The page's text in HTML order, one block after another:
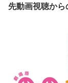
先動画視聴から